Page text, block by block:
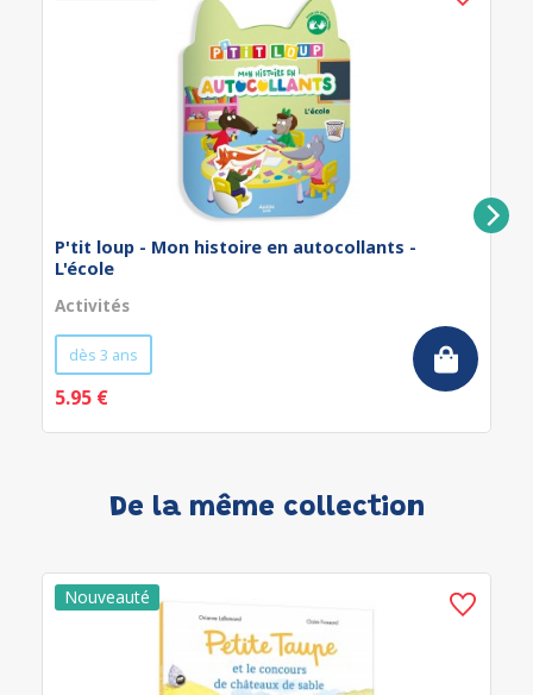
P'tit loup - Mon histoire en autocollants -
L'école
Activités
dès 3 ans
5.95 €
De la même collection